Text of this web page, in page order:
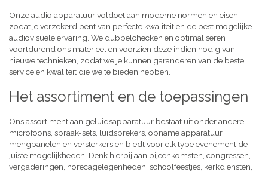
Onze audio apparatuur voldoet aan moderne normen en eisen,
zodat je verzekerd bent van perfecte kwaliteit en de best mogelijke
audiovisuele ervaring. We dubbelchecken en optimaliseren
voortdurend ons materieel en voorzien deze indien nodig van
nieuwe technieken, zodat we je kunnen garanderen van de beste
service en kwaliteit die we te bieden hebben.
Het assortiment en de toepassingen
Ons assortiment aan geluidsapparatuur bestaat uit onder andere
microfoons, spraak-sets, luidsprekers, opname apparatuur,
mengpanelen en versterkers en biedt voor elk type evenement de
juiste mogelijkheden. Denk hierbij aan bijeenkomsten, congressen,
vergaderingen, horecagelegenheden, schoolfeestjes, kerkdiensten,